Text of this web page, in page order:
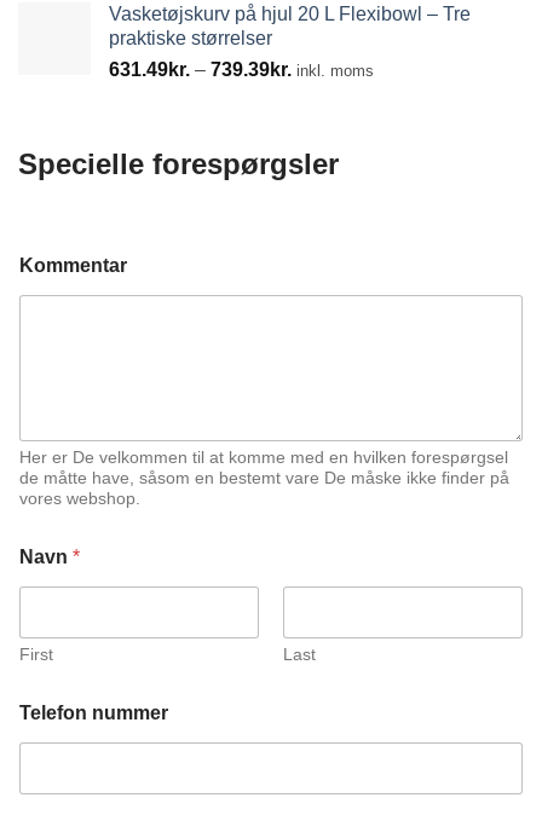
Vasketøjskurv på hjul 20 L Flexibowl – Tre
praktiske størrelser
631.49kr. – 739.39kr. Prisinterval:
inkl. moms
Specielle forespørgsler
e
l
a
i
l
u
m
m
r
Kommentar
Her er De velkommen til at komme med en hvilken forespørgsel
de måtte have, såsom en bestemt vare De måske ikke finder på
vores webshop.
Navn *
First Last
Telefon nummer